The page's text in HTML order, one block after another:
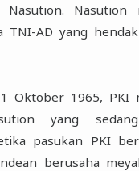
Nasution. Nasution
TNI-AD yang
Oktober 1965, PKI
yang
pasukan PKI
berusaha